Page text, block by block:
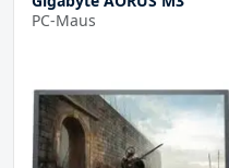
PC-Maus